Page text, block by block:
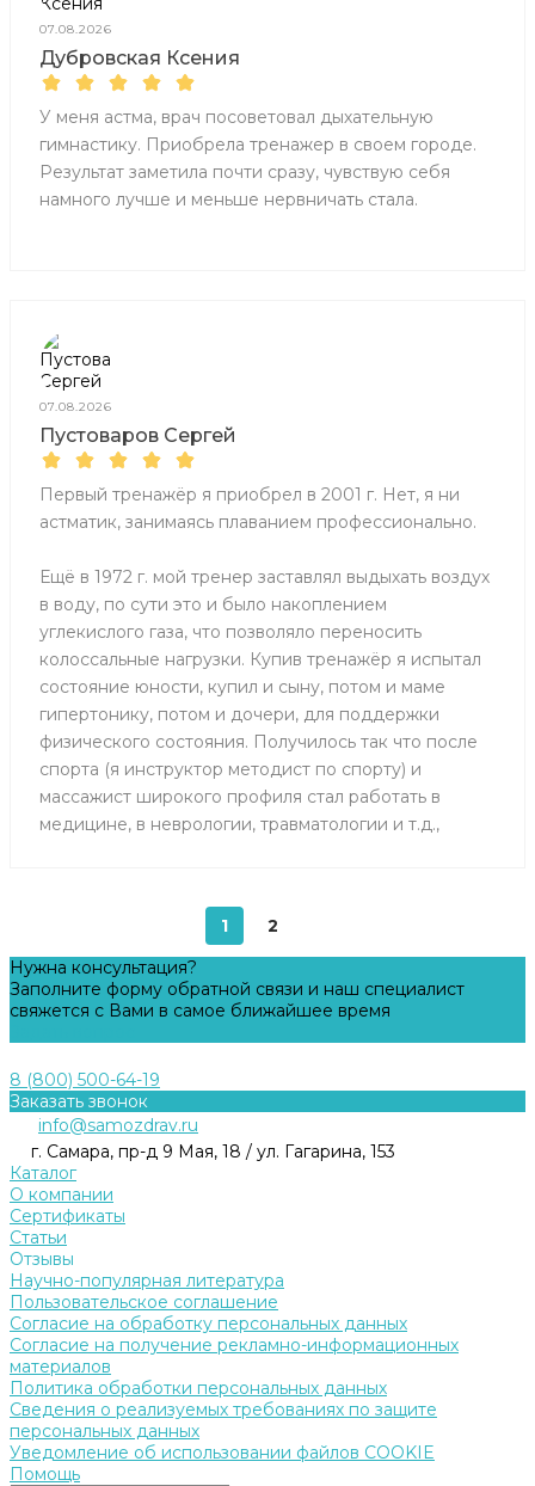
07.08.2026
Дубровская Ксения
У меня астма, врач посоветовал дыхательную
гимнастику. Приобрела тренажер в своем городе.
Результат заметила почти сразу, чувствую себя
намного лучше и меньше нервничать стала.
07.08.2026
Пустоваров Сергей
Первый тренажёр я приобрел в 2001 г. Нет, я ни
астматик, занимаясь плаванием профессионально.
Ещё в 1972 г. мой тренер заставлял выдыхать воздух
в воду, по сути это и было накоплением
углекислого газа, что позволяло переносить
колоссальные нагрузки. Купив тренажёр я испытал
состояние юности, купил и сыну, потом и маме
гипертонику, потом и дочери, для поддержки
физического состояния. Получилось так что после
спорта (я инструктор методист по спорту) и
массажист широкого профиля стал работать в
медицине, в неврологии, травматологии и т.д.,
1
2
Нужна консультация?
Заполните форму обратной связи и наш специалист
свяжется с Вами в самое ближайшее время
8 (800) 500-64-19
Заказать звонок
info@samozdrav.ru
г. Самара, пр-д 9 Мая, 18 / ул. Гагарина, 153
Каталог
О компании
Сертификаты
Статьи
Отзывы
Научно-популярная литература
Пользовательское соглашение
Согласие на обработку персональных данных
Согласие на получение рекламно-информационных
материалов
Политика обработки персональных данных
Сведения о реализуемых требованиях по защите
персональных данных
Уведомление об использовании файлов COOKIE
Помощь